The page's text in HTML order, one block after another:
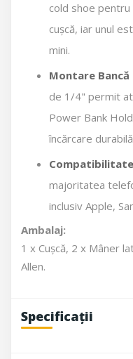
cold shoe pentru
cușcă, iar unul
mini.
Montare
de 1/4" permit
Power Bank
încărcare
majoritatea
inclusiv Apple,
Ambalaj:
1 x Cușcă, 2 x Mâner
Allen.
Specificații